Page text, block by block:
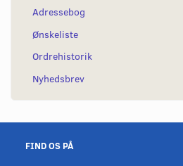
Adressebog
Ønskeliste
Ordrehistorik
Nyhedsbrev
FIND OS PÅ